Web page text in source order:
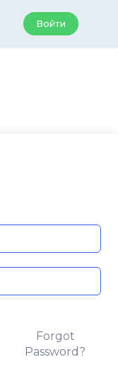
Войти
Forgot
Password?